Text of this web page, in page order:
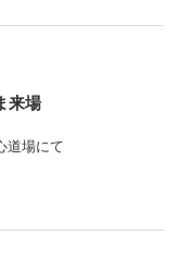
来場
道場にて